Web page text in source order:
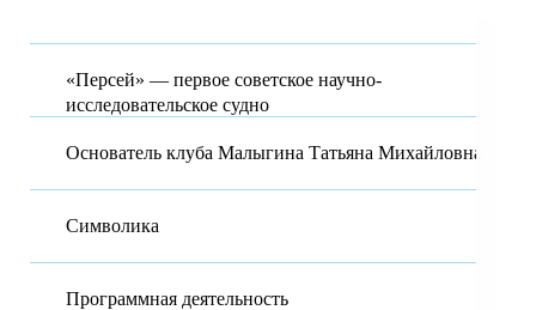
«Персей» — первое советское научно-
исследовательское судно
Основатель клуба Малыгина Татьяна Михайловна
Символика
Программная деятельность